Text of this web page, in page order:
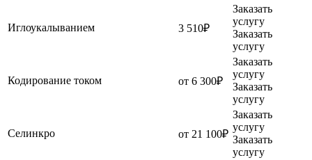
Иглоукалыванием 3 510₽
Заказать
услугу
Заказать
услугу
Кодирование током от 6 300₽
Заказать
услугу
Заказать
услугу
Селинкро от 21 100₽
Заказать
услугу
Заказать
услугу